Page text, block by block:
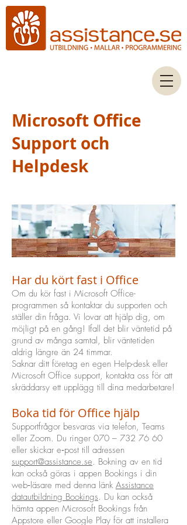
Microsoft Office
Support och
Helpdesk
Har du kört fast i Office
Om du kör fast i Microsoft Office-
programmen så kontaktar du supporten och
ställer din fråga. Vi lovar att hjälp dig, om
möjligt på en gång! Ifall det blir väntetid på
grund av många samtal, blir väntetiden
aldrig längre än 24 timmar.
Saknar ditt företag en egen Help-desk eller
Microsoft Office support, kontakta oss för att
skräddarsy ett upplägg till dina medarbetare!
Boka tid för Office hjälp
Supportfrågor besvaras via telefon, Teams
eller Zoom. Du ringer 070 – 732 76 60
eller skickar e‑post till adressen
support@assistance.se. Bokning av en tid
kan också göras i appen Bookings i din
web‑läsare med denna länk Assistance
datautbildning Bookings. Du kan också
hämta appen Microsoft Bookings från
Appstore eller Google Play för att installera